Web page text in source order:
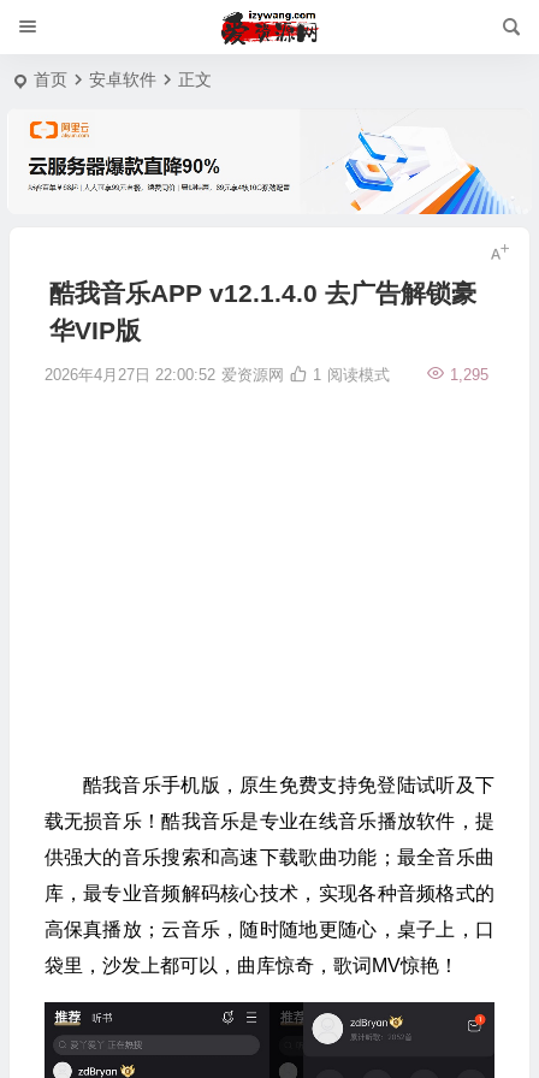
首页 安卓软件 正文
酷我音乐APP v12.1.4.0 去广告解锁豪
华VIP版
2026年4月27日 22:00:52 爱资源网 1,295
1 阅读模式
酷我音乐手机版，原生免费支持免登陆试听及下
载无损音乐！酷我音乐是专业在线音乐播放软件，提
供强大的音乐搜索和高速下载歌曲功能；最全音乐曲
库，最专业音频解码核心技术，实现各种音频格式的
高保真播放；云音乐，随时随地更随心，桌子上，口
袋里，沙发上都可以，曲库惊奇，歌词MV惊艳！